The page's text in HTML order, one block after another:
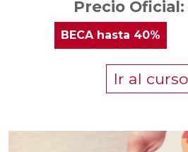
Precio
BECAhasta 40%
Ir al curso